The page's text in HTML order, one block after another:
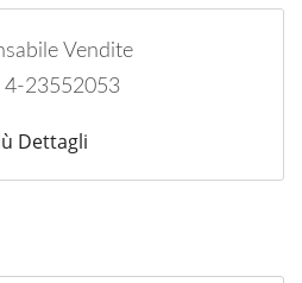
Vendite
4-23552053
Dettagli